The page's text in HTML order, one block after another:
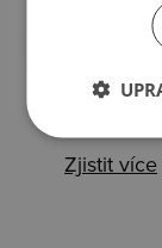
Zjistit více